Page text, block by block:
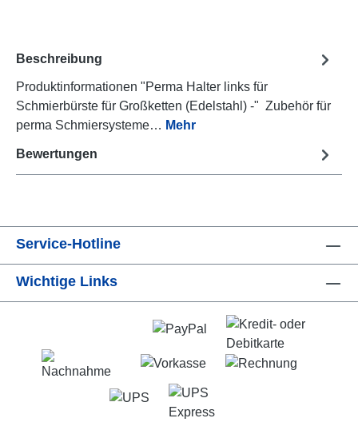
Beschreibung
Produktinformationen "Perma Halter links für
Schmierbürste für Großketten (Edelstahl) -" Zubehör für
perma Schmiersysteme… Mehr
Bewertungen
Service-Hotline
Wichtige Links